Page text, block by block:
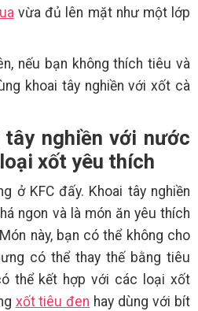
vừa đủ lên mặt như một lớp
nếu bạn không thích tiêu và
khoai tây nghiền với xốt cà
tây nghiền với nước
xốt yêu thích
ở KFC đấy. Khoai tây nghiền
ngon và là món ăn yêu thích
này, bạn có thể không cho
có thể thay thế bằng tiêu
thể kết hợp với các loại xốt
xốt tiêu đen hay dùng với bít